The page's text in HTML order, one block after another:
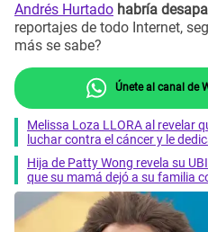
Andrés Hurtado habría
reportajes de todo Internet,
más se sabe?
Únete al canal de
Melissa Loza LLORA al revelar
luchar contra el cáncer y le
Hija de Patty Wong revela su
que su mamá dejó a su familia